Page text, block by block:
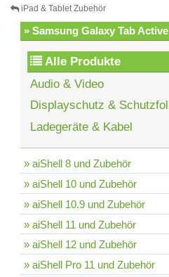
iPad & Tablet Zubehör
» Samsung Galaxy Tab
Alle Produkte
Audio & Video
Displayschutz &
Ladegeräte & Kabel
» aiShell 8 und Zubehör
» aiShell 10 und Zubehör
» aiShell 10.9 und Zubehör
» aiShell 11 und Zubehör
» aiShell 12 und Zubehör
» aiShell Pro 11 und Zubehör